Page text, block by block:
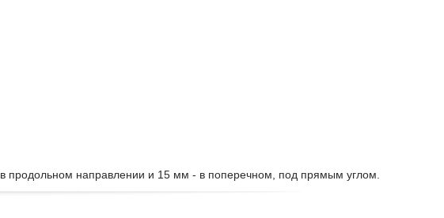
направлении и 15 мм - в поперечном, под прямым углом.